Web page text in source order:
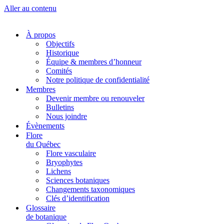
Aller au contenu
À propos
Objectifs
Historique
Équipe & membres d’honneur
Comités
Notre politique de confidentialité
Membres
Devenir membre ou renouveler
Bulletins
Nous joindre
Évènements
Flore
du Québec
Flore vasculaire
Bryophytes
Lichens
Sciences botaniques
Changements taxonomiques
Clés d’identification
Glossaire
de botanique